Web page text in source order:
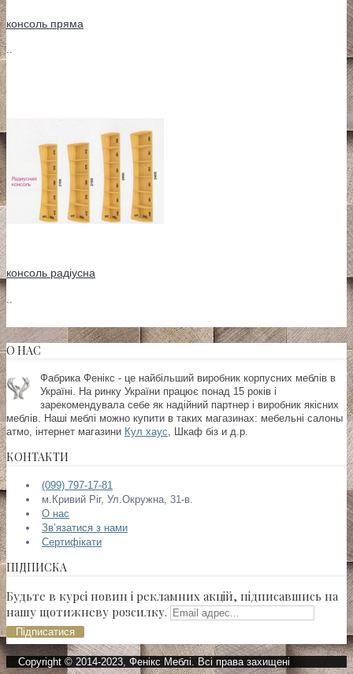
консоль пряма
..
консоль радіусна
О НАС
Фабрика Фенікс - це найбільший виробник корпусних меблів в
Україні. На ринку України працює понад 15 років і
зарекомендувала себе як надійний партнер і виробник якісних
меблів. Наші меблі можно купити в таких магазинах: мебельні салоны
атмо, інтернет магазини Кул хаус , Шкаф біз и д.р.
КОНТАКТИ
(099) 797-17-81
м.Кривий Ріг, Ул.Окружна, 31-в.
О нас
Зв’язатися з нами
Сертифікати
ПІДПИСКА
Будьте в курсі новин і рекламних акцій, підписавшись на
нашу щотижневу розсилку.
Підписатися
Copyright © 2014-2023, Фенікс Меблі. Всі права захищені